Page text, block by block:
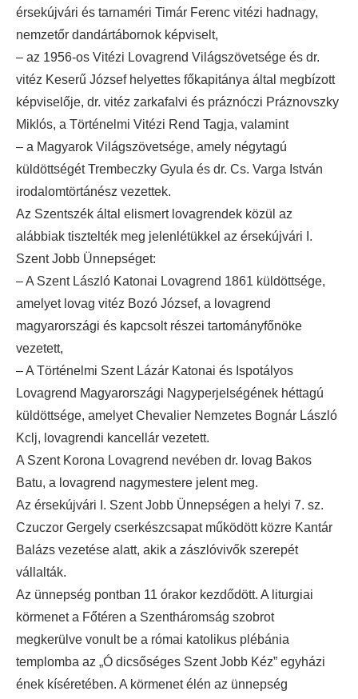
érsekújvári és tarnaméri Timár Ferenc vitézi hadnagy,
nemzetőr dandártábornok képviselt,
– az 1956-os Vitézi Lovagrend Világszövetsége és dr.
vitéz Keserű József helyettes főkapitánya által megbízott
képviselője, dr. vitéz zarkafalvi és práznóczi Práznovszky
Miklós, a Történelmi Vitézi Rend Tagja, valamint
– a Magyarok Világszövetsége, amely négytagú
küldöttségét Trembeczky Gyula és dr. Cs. Varga István
irodalomtörtánész vezettek.
Az Szentszék által elismert lovagrendek közül az
alábbiak tisztelték meg jelenlétükkel az érsekújvári I.
Szent Jobb Ünnepséget:
– A Szent László Katonai Lovagrend 1861 küldöttsége,
amelyet lovag vitéz Bozó József, a lovagrend
magyarországi és kapcsolt részei tartományfőnöke
vezetett,
– A Történelmi Szent Lázár Katonai és Ispotályos
Lovagrend Magyarországi Nagyperjelségének héttagú
küldöttsége, amelyet Chevalier Nemzetes Bognár László
Kclj, lovagrendi kancellár vezetett.
A Szent Korona Lovagrend nevében dr. lovag Bakos
Batu, a lovagrend nagymestere jelent meg.
Az érsekújvári I. Szent Jobb Ünnepségen a helyi 7. sz.
Czuczor Gergely cserkészcsapat működött közre Kantár
Balázs vezetése alatt, akik a zászlóvivők szerepét
vállalták.
Az ünnepség pontban 11 órakor kezdődött. A liturgiai
körmenet a Főtéren a Szentháromság szobrot
megkerülve vonult be a római katolikus plébánia
templomba az „Ó dicsőséges Szent Jobb Kéz” egyházi
ének kíséretében. A körmenet élén az ünnepség